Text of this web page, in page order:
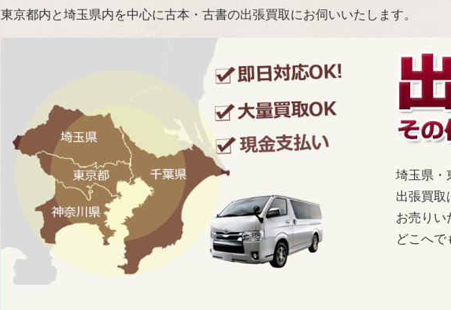
東京都内と埼玉県内を中心に古本・古書の出張買取にお伺いいたします。
埼玉県・
出張買取
お売りい
どこへで